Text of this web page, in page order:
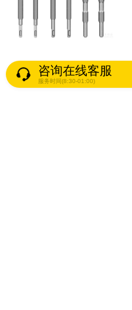
咨询在线客服
服务时间(8:30-01:00)